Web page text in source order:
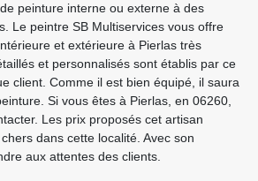
peinture interne ou externe à des
Le peintre SB Multiservices vous offre
et extérieure à Pierlas très
et personnalisés sont établis par ce
client. Comme il est bien équipé, il saura
Si vous êtes à Pierlas, en 06260,
Les prix proposés cet artisan
dans cette localité. Avec son
aux attentes des clients.